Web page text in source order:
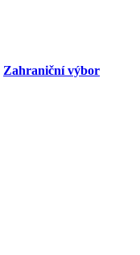
Zahraniční výbor